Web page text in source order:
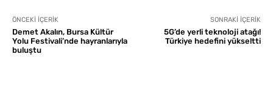
ÖNCEKI İÇERIK
Demet Akalın, Bursa Kültür
Yolu Festivali’nde hayranlarıyla
buluştu
SONRAKI İÇERIK
5G’de yerli teknoloji atağı!
Türkiye hedefini yükseltti